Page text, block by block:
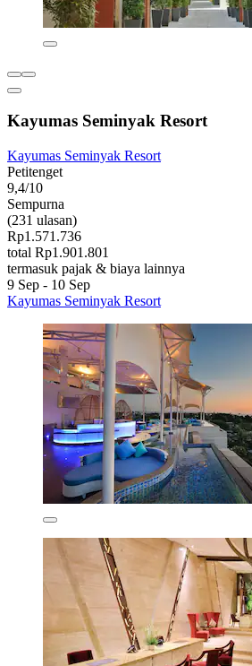
Kayumas Seminyak Resort
Kayumas Seminyak Resort
Petitenget
9,4/10
Sempurna
(231 ulasan)
Rp1.571.736
total Rp1.901.801
termasuk pajak & biaya lainnya
9 Sep - 10 Sep
Kayumas Seminyak Resort